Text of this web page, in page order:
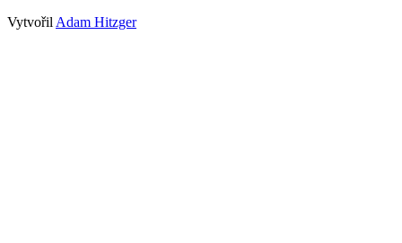
Vytvořil Adam Hitzger